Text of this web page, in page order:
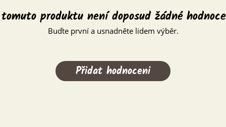
produktu není doposud žádné
Buďte první a usnadněte lidem výběr.
Přidat hodnoceni